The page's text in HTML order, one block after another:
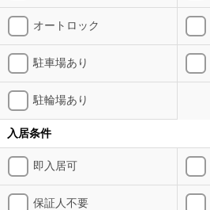
オートロック
駐車場あり
駐輪場あり
入居条件
即入居可
保証人不要